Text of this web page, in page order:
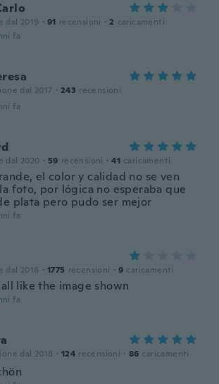
dal 2019 · 91 recensioni · 2 caricamenti
fa
dal 2017 · 243 recensioni
fa
dal 2020 · 59 recensioni · 41 caricamenti
el color y calidad no se ven
foto, por lógica no esperaba que
plata pero pudo ser mejor
fa
dal 2016 · 1775 recensioni · 9 caricamenti
like the image shown
fa
dal 2018 · 124 recensioni · 86 caricamenti